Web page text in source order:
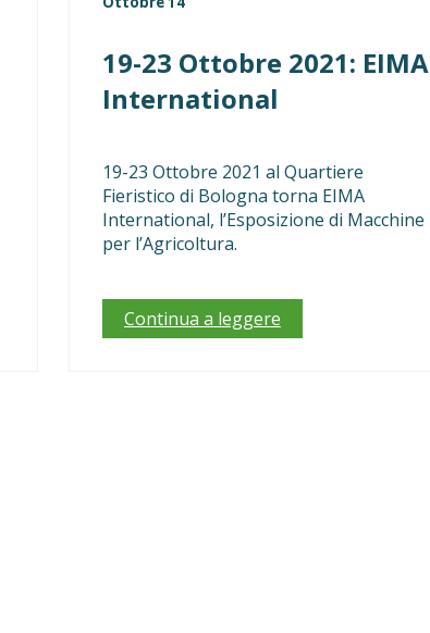
19-23 Ottobre 2021: EIMA
International
19-23 Ottobre 2021 al Quartiere
Fieristico di Bologna torna EIMA
International, l’Esposizione di Macchine
per l’Agricoltura.
Continua a leggere